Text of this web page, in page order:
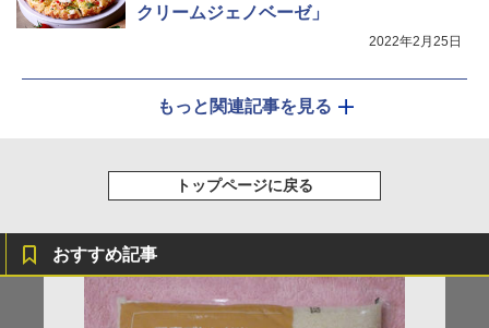
クリームジェノベーゼ」
2022年2月25日
もっと関連記事を見る
トップページに戻る
おすすめ記事